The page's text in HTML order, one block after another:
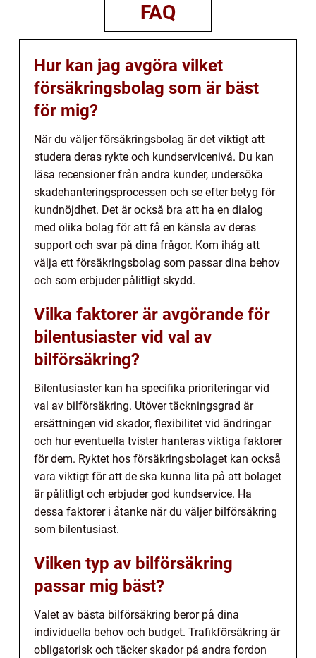
FAQ
Hur kan jag avgöra vilket
försäkringsbolag som är bäst
för mig?
När du väljer försäkringsbolag är det viktigt att
studera deras rykte och kundservicenivå. Du kan
läsa recensioner från andra kunder, undersöka
skadehanteringsprocessen och se efter betyg för
kundnöjdhet. Det är också bra att ha en dialog
med olika bolag för att få en känsla av deras
support och svar på dina frågor. Kom ihåg att
välja ett försäkringsbolag som passar dina behov
och som erbjuder pålitligt skydd.
Vilka faktorer är avgörande för
bilentusiaster vid val av
bilförsäkring?
Bilentusiaster kan ha specifika prioriteringar vid
val av bilförsäkring. Utöver täckningsgrad är
ersättningen vid skador, flexibilitet vid ändringar
och hur eventuella tvister hanteras viktiga faktorer
för dem. Ryktet hos försäkringsbolaget kan också
vara viktigt för att de ska kunna lita på att bolaget
är pålitligt och erbjuder god kundservice. Ha
dessa faktorer i åtanke när du väljer bilförsäkring
som bilentusiast.
Vilken typ av bilförsäkring
passar mig bäst?
Valet av bästa bilförsäkring beror på dina
individuella behov och budget. Trafikförsäkring är
obligatorisk och täcker skador på andra fordon